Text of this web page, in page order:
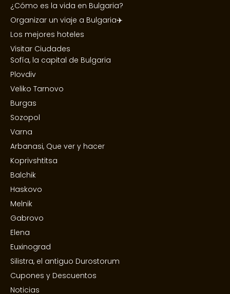
¿Cómo es la vida en Bulgaria?
Organizar un viaje a Bulgaria✈️
Los mejores hoteles
Visitar Ciudades
Sofía, la capital de Bulgaria
Plovdiv
Veliko Tarnovo
Burgas
Sozopol
Varna
Arbanasi, Que ver y hacer
Koprivshtitsa
Balchik
Haskovo
Melnik
Gabrovo
Elena
Euxinograd
Silistra, el antiguo Durostorum
Cupones y Descuentos
Noticias